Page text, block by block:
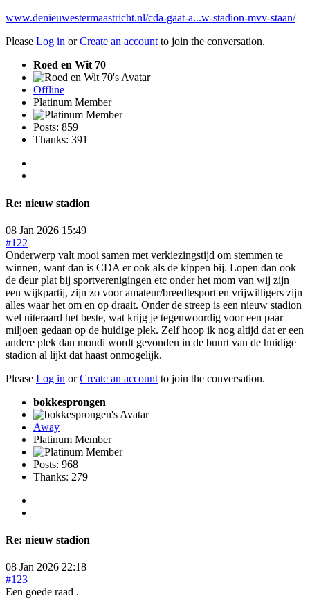
www.denieuwestermaastricht.nl/cda-gaat-a...w-stadion-mvv-staan/
Please Log in orCreate an account to join the conversation.
Roed en Wit 70
Offline
Platinum Member
Posts: 859
Thanks: 391
Re: nieuw stadion
08 Jan 2026 15:49
#122
Onderwerp valt mooi samen met verkiezingstijd om stemmen te
winnen, want dan is CDA er ook als de kippen bij. Lopen dan ook
de deur plat bij sportverenigingen etc onder het mom van wij zijn
een wijkpartij, zijn zo voor amateur/breedtesport en vrijwilligers zijn
alles waar het om en op draait. Onder de streep is een nieuw stadion
wel uiteraard het beste, wat krijg je tegenwoordig voor een paar
miljoen gedaan op de huidige plek. Zelf hoop ik nog altijd dat er een
andere plek dan mondi wordt gevonden in de buurt van de huidige
stadion al lijkt dat haast onmogelijk.
Please Log in orCreate an account to join the conversation.
bokkesprongen
Away
Platinum Member
Posts: 968
Thanks: 279
Re: nieuw stadion
08 Jan 2026 22:18
#123
Een goede raad .